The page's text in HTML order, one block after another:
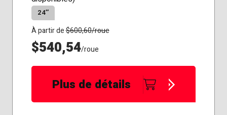
24″
À partir de$600,60/roue
$540,54/roue
Plus de détails